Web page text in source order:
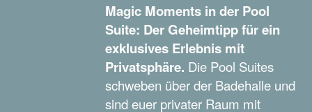
Magic Moments in der Pool
Suite: Der Geheimtipp für ein
exklusives Erlebnis mit
Privatsphäre. Die Pool Suites
schweben über der Badehalle und
sind euer privater Raum mit